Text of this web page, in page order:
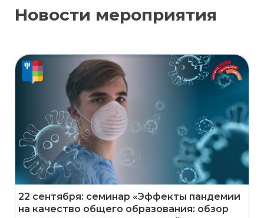
Новости мероприятия
22 сентября: семинар «Эффекты пандемии
на качество общего образования: обзор